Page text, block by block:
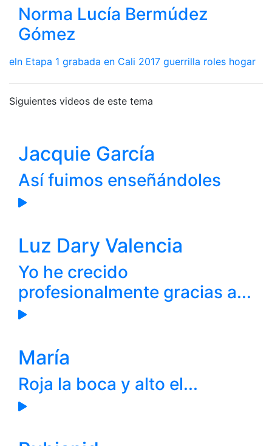
Norma Lucía Bermúdez
Gómez
eln Etapa 1 grabada en Cali 2017 guerrilla roles hogar
Siguientes videos de este tema
Jacquie García
Así fuimos enseñándoles
Luz Dary Valencia
Yo he crecido
profesionalmente gracias a...
María
Roja la boca y alto el...